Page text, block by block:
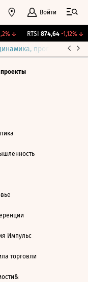
Войти
↓ RTSI 874,64 -1,12%↓
прогнозы
Импульс
торговли